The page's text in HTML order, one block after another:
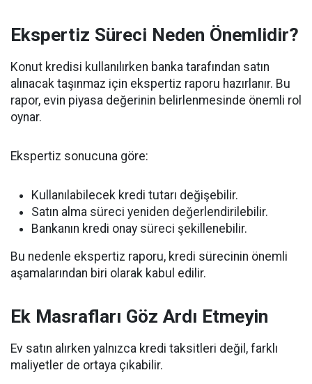
Ekspertiz Süreci Neden Önemlidir?
Konut kredisi kullanılırken banka tarafından satın
alınacak taşınmaz için ekspertiz raporu hazırlanır. Bu
rapor, evin piyasa değerinin belirlenmesinde önemli rol
oynar.
Ekspertiz sonucuna göre:
Kullanılabilecek kredi tutarı değişebilir.
Satın alma süreci yeniden değerlendirilebilir.
Bankanın kredi onay süreci şekillenebilir.
Bu nedenle ekspertiz raporu, kredi sürecinin önemli
aşamalarından biri olarak kabul edilir.
Ek Masrafları Göz Ardı Etmeyin
Ev satın alırken yalnızca kredi taksitleri değil, farklı
maliyetler de ortaya çıkabilir.